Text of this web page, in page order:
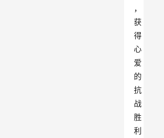
，
获
得
心
爱
的
抗
战
胜
利